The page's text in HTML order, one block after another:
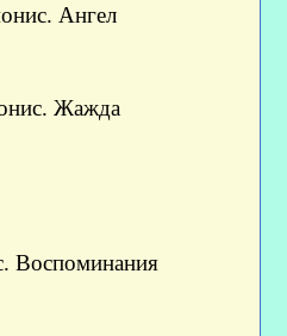
Ангел
Жажда
Воспоминания